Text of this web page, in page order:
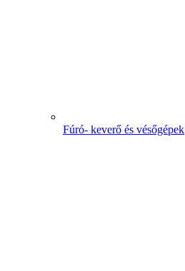
Fúró- keverő és vésőgépek